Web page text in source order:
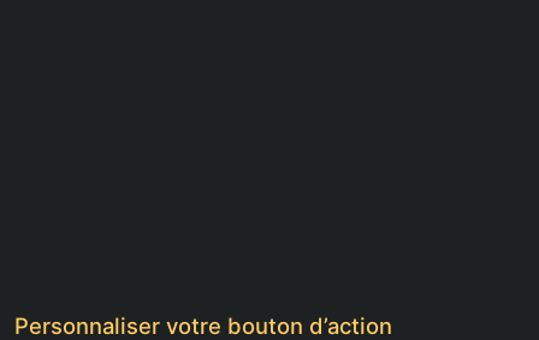
Personnaliser votre bouton d’action